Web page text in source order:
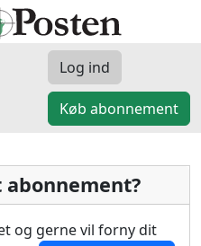
Log ind
Køb abonnement
og gerne vil forny dit